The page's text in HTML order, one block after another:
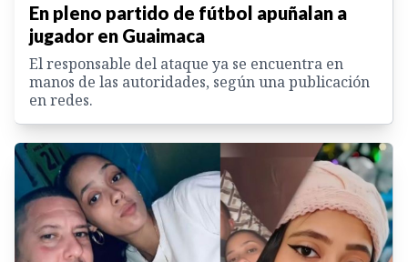
En pleno partido de fútbol apuñalan a
jugador en Guaimaca
El responsable del ataque ya se encuentra en
manos de las autoridades, según una publicación
en redes.